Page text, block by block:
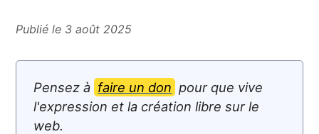
Publié le 3 août 2025
Pensez à faire un don pour que vive
l'expression et la création libre sur le
web.